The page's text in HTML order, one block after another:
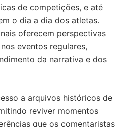
de competições, e até
o dia a dia dos atletas.
oferecem perspectivas
eventos regulares,
da narrativa e dos
a arquivos históricos de
reviver momentos
que os comentaristas